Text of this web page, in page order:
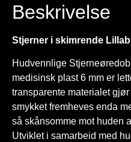
Beskrivelse
Stjerner i skimrende
Hudvennlige
medisinsk plast 6 mm er
transparente materialet
smykket fremheves enda
så skånsomme mot huden
Utviklet i samarbeid med